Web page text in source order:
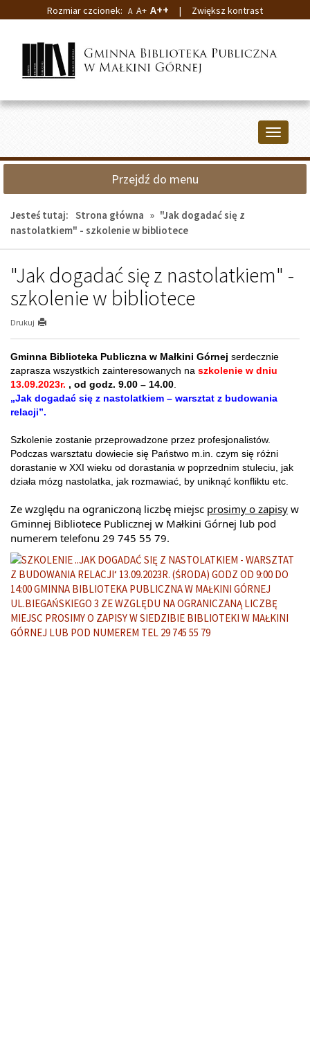
wyszukiwarki
Rozmiar czcionek: A A+ A++ | Zwiększ kontrast
Przełącz
Przejdź do menu
Jesteś tutaj: Strona główna » "Jak dogadać się z
nastolatkiem" - szkolenie w bibliotece
"Jak dogadać się z nastolatkiem" -
szkolenie w bibliotece
Drukuj
Gminna Biblioteka Publiczna w Małkini Górnej serdecznie
zaprasza wszystkich zainteresowanych na szkolenie w dniu
13.09.2023r. , od godz. 9.00 – 14.00
„Jak dogadać się z nastolatkiem – warsztat z budowania
relacji”.
Szkolenie zostanie przeprowadzone przez profesjonalistów.
Podczas warsztatu dowiecie się Państwo m.in. czym się różni
dorastanie w XXI wieku od dorastania w poprzednim stuleciu, jak
działa mózg nastolatka, jak rozmawiać, by uniknąć konfliktu etc.
Ze względu na ograniczoną liczbę miejsc prosimy o zapisy
Gminnej Bibliotece Publicznej w Małkini Górnej lub pod
numerem telefonu 29 745 55 79.